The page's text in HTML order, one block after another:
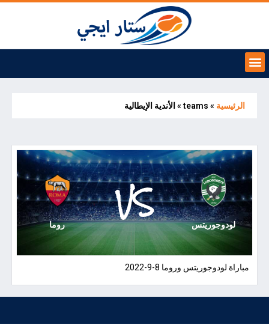
الرئيسية »
teams
» الأندية الإيطالية
لودوجوريتس VS روما
مباراة لودوجوريتس وروما 8-9-2022